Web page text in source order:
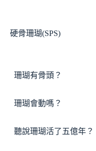
硬骨珊瑚(SPS)
珊瑚有骨頭？
珊瑚會動嗎？
聽說珊瑚活了五億年？